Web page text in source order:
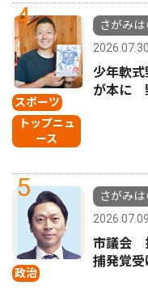
4
スポーツ
トップニュ
ース
さがみ
2026.07.30
少年軟
が本に
5
政治
さがみ
2026.07.09
市議会
捕発覚受